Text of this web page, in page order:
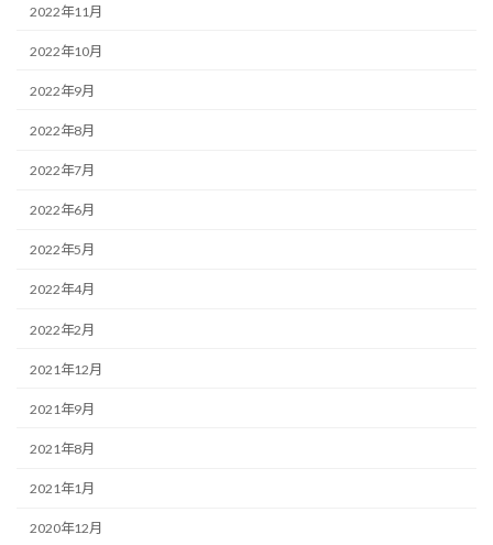
2022年11月
2022年10月
2022年9月
2022年8月
2022年7月
2022年6月
2022年5月
2022年4月
2022年2月
2021年12月
2021年9月
2021年8月
2021年1月
2020年12月